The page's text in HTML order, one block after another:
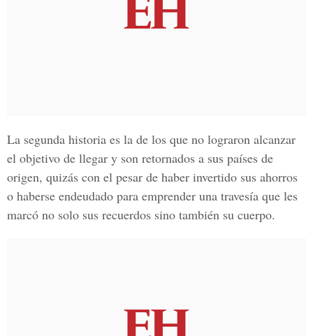
La segunda historia es la de los que no lograron alcanzar
el objetivo de llegar y son retornados a sus países de
origen, quizás con el pesar de haber invertido sus ahorros
o haberse endeudado para emprender una travesía que les
marcó no solo sus recuerdos sino también su cuerpo.